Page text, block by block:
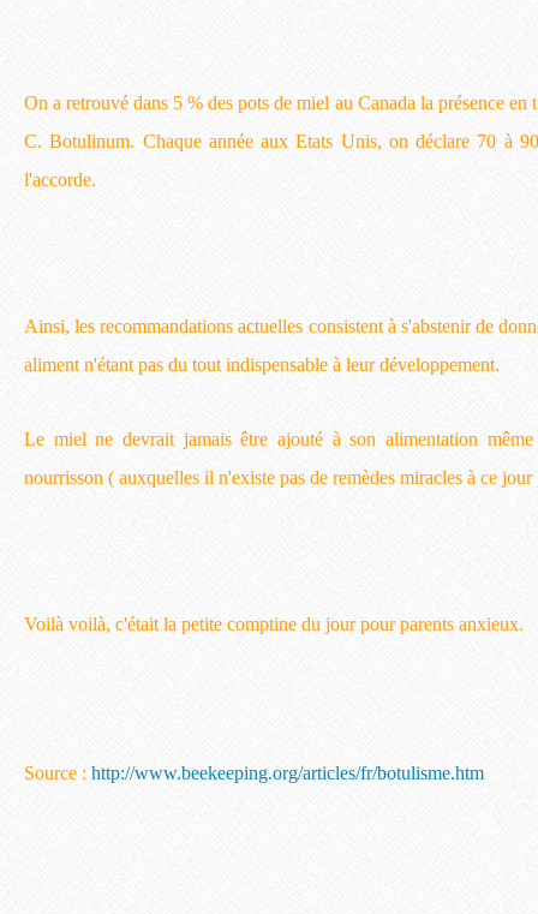
On a retrouvé dans 5 % des pots de miel au Canada la présence en
C. Botulinum. Chaque année aux Etats Unis, on déclare 70 à
l'accorde.
Ainsi, les recommandations actuelles consistent à s'abstenir de
aliment n'étant pas du tout indispensable à leur développement.
Le miel ne devrait jamais être ajouté à son alimentation
nourrisson ( auxquelles il n'existe pas de remèdes miracles à ce
Voilà voilà, c'était la petite comptine du jour pour parents anxieux.
Source : http://www.beekeeping.org/articles/fr/botulisme.htm